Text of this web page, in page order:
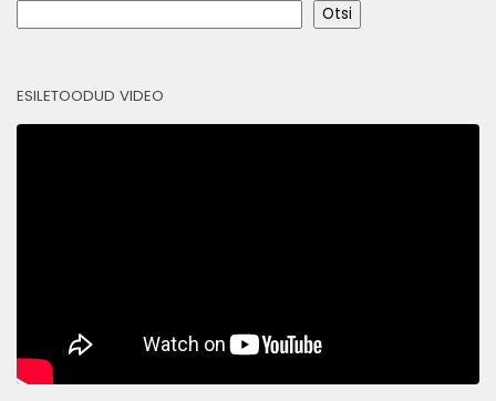
Otsi
ESILETOODUD VIDEO